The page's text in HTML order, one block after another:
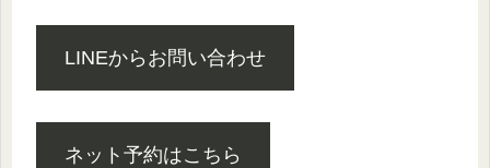
LINEからお問い合わせ
ネット予約はこちら